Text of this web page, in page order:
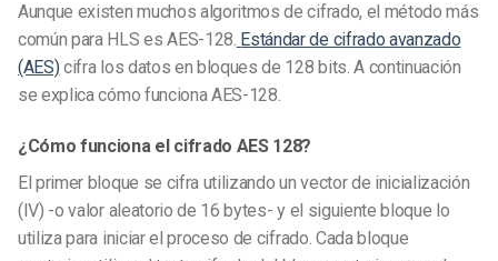
Aunque existen muchos algoritmos de cifrado, el método más
común para HLS es AES-128. Estándar de cifrado avanzado
(AES)cifra los datos en bloques de 128 bits. A continuación
se explica cómo funciona AES-128.
¿Cómo funciona el cifrado AES 128?
El primer bloque se cifra utilizando un vector de inicialización
(IV) -o valor aleatorio de 16 bytes- y el siguiente bloque lo
utiliza para iniciar el proceso de cifrado. Cada bloque